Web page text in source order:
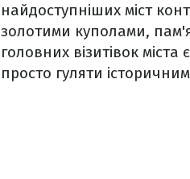
найдоступніших міст
золотими куполами,
головних візитівок міста є
просто гуляти